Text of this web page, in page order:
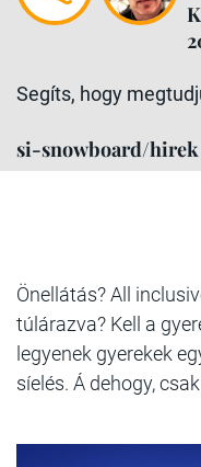
Segíts, hogy
si-snowboard/hirek
Önellátás? All
túlárazva? Kell a
legyenek gyerekek
síelés. Á dehogy,